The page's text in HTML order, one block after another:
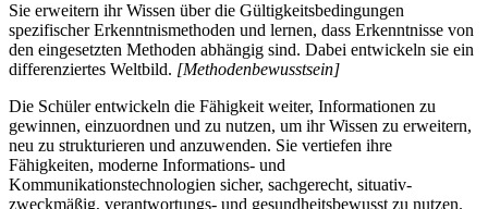
Sie erweitern ihr Wissen über die Gültigkeitsbedingungen
spezifischer Erkenntnismethoden und lernen, dass Erkenntnisse von
den eingesetzten Methoden abhängig sind. Dabei entwickeln sie ein
differenziertes Weltbild. [Methodenbewusstsein]
Die Schüler entwickeln die Fähigkeit weiter, Informationen zu
gewinnen, einzuordnen und zu nutzen, um ihr Wissen zu erweitern,
neu zu strukturieren und anzuwenden. Sie vertiefen ihre
Fähigkeiten, moderne Informations- und
Kommunikationstechnologien sicher, sachgerecht, situativ-
zweckmäßig, verantwortungs- und gesundheitsbewusst zu nutzen.